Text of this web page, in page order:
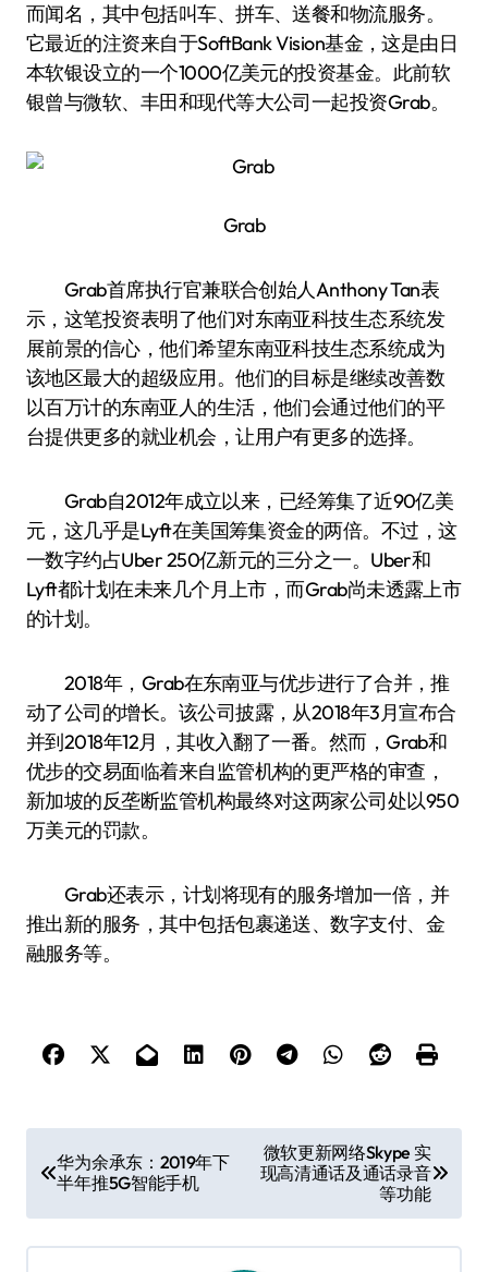
而闻名，其中包括叫车、拼车、送餐和物流服务。
它最近的注资来自于SoftBank Vision基金，这是由日
本软银设立的一个1000亿美元的投资基金。此前软
银曾与微软、丰田和现代等大公司一起投资Grab。
Grab
Grab首席执行官兼联合创始人Anthony Tan表
示，这笔投资表明了他们对东南亚科技生态系统发
展前景的信心，他们希望东南亚科技生态系统成为
该地区最大的超级应用。他们的目标是继续改善数
以百万计的东南亚人的生活，他们会通过他们的平
台提供更多的就业机会，让用户有更多的选择。
Grab自2012年成立以来，已经筹集了近90亿美
元，这几乎是Lyft在美国筹集资金的两倍。不过，这
一数字约占Uber 250亿新元的三分之一。Uber和
Lyft都计划在未来几个月上市，而Grab尚未透露上市
的计划。
2018年，Grab在东南亚与优步进行了合并，推
动了公司的增长。该公司披露，从2018年3月宣布合
并到2018年12月，其收入翻了一番。然而，Grab和
优步的交易面临着来自监管机构的更严格的审查，
新加坡的反垄断监管机构最终对这两家公司处以950
万美元的罚款。
Grab还表示，计划将现有的服务增加一倍，并
推出新的服务，其中包括包裹递送、数字支付、金
融服务等。
章
导
航
华为余承东：2019年下
半年推5G智能手机
微软更新网络Skype 实
现高清通话及通话录音
等功能